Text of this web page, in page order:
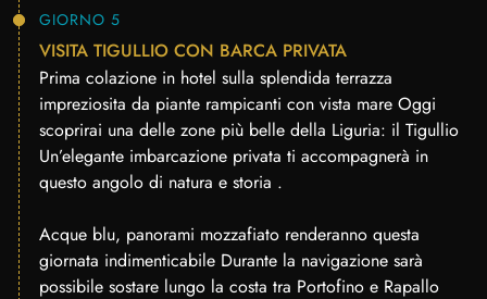
GIORNO 5
VISITA TIGULLIO CON BARCA PRIVATA
Prima colazione in hotel sulla splendida terrazza
impreziosita da piante rampicanti con vista mare Oggi
scoprirai una delle zone più belle della Liguria: il Tigullio
Un’elegante imbarcazione privata ti accompagnerà in
questo angolo di natura e storia .
Acque blu, panorami mozzafiato renderanno questa
giornata indimenticabile Durante la navigazione sarà
possibile sostare lungo la costa tra Portofino e Rapallo